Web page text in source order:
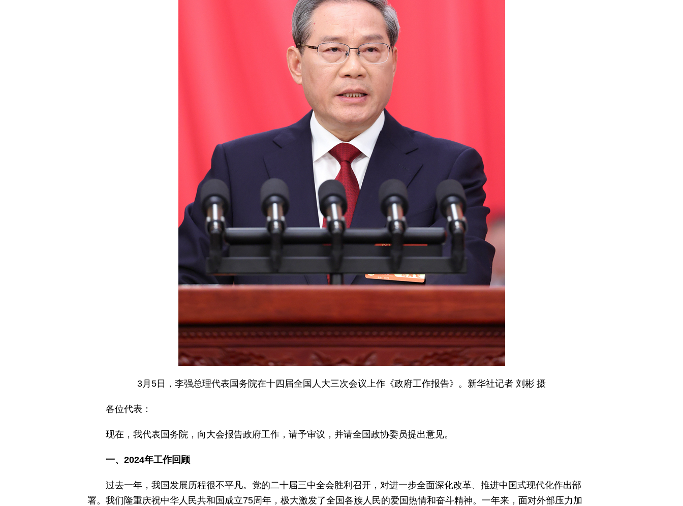
3月5日，李强总理代表国务院在十四届全国人大三次会议上作《政府工作报告》。新华社记者 刘彬 摄
各位代表：
现在，我代表国务院，向大会报告政府工作，请予审议，并请全国政协委员提出意见。
一、2024年工作回顾
过去一年，我国发展历程很不平凡。党的二十届三中全会胜利召开，对进一步全面深化改革、推进中国式现代化作出部
署。我们隆重庆祝中华人民共和国成立75周年，极大激发了全国各族人民的爱国热情和奋斗精神。一年来，面对外部压力加